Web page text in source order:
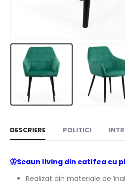
DESCRIERE POLITICI
🦋Scaun living din catifea cu
Realizat din materiale de